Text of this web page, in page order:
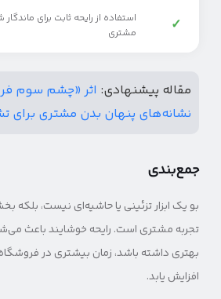
✓
استفاده از رایحه ثابت برای
مشتری
مقاله پیشنهادی:اثر «چشم سوم
نشانه‌های پنهان بدن مشتری برای
جمع‌بندی
بو یک ابزار تزئینی یا حاشیه‌ای نیست، بلکه
تجربه مشتری است. رایحه خوشایند باعث
بهتری داشته باشد، زمان بیشتری در فروشگاه
افزایش یابد.